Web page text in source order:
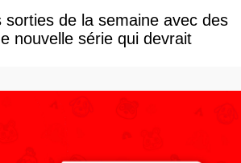
sorties de la semaine avec des
nouvelle série qui devrait